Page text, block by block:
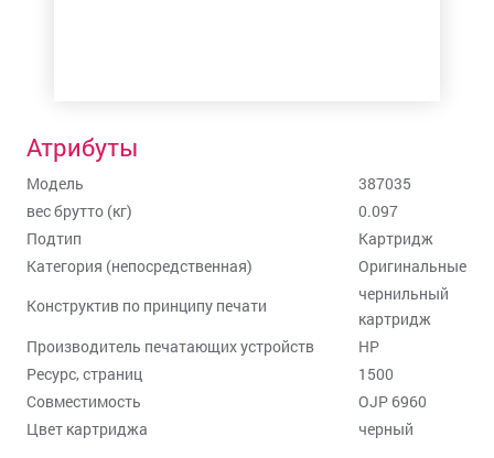
Атрибуты
Модель
387035
вес брутто (кг)
0.097
Подтип
Картридж
Категория (непосредственная)
Оригинальные
Конструктив по принципу печати
чернильный
картридж
Производитель печатающих устройств
HP
Ресурс, страниц
1500
Совместимость
OJP 6960
Цвет картриджа
черный